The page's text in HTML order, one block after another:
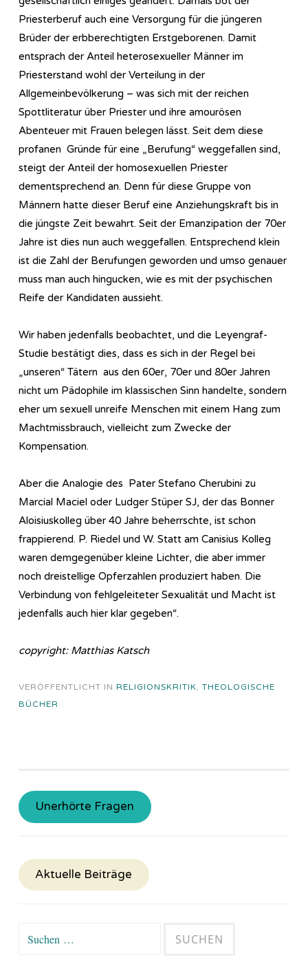
Priesterberuf auch eine Versorgung für die jüngeren
Brüder der erbberechtigten Erstgeborenen. Damit
entsprach der Anteil heterosexueller Männer im
Priesterstand wohl der Verteilung in der
Allgemeinbevölkerung – was sich mit der reichen
Spottliteratur über Priester und ihre amourösen
Abenteuer mit Frauen belegen lässt. Seit dem diese
profanen Gründe für eine „Berufung“ weggefallen sind,
steigt der Anteil der homosexuellen Priester
dementsprechend an. Denn für diese Gruppe von
Männern hatte dieser Beruf eine Anziehungskraft bis in
die jüngste Zeit bewahrt. Seit der Emanzipation der 70er
Jahre ist dies nun auch weggefallen. Entsprechend klein
ist die Zahl der Berufungen geworden und umso genauer
muss man auch hingucken, wie es mit der psychischen
Reife der Kandidaten aussieht.
Wir haben jedenfalls beobachtet, und die Leyengraf-
Studie bestätigt dies, dass es sich in der Regel bei
„unseren“ Tätern aus den 60er, 70er und 80er Jahren
nicht um Pädophile im klassischen Sinn handelte, sondern
eher um sexuell unreife Menschen mit einem Hang zum
Machtmissbrauch, vielleicht zum Zwecke der
Kompensation.
Aber die Analogie des Pater Stefano Cherubini zu
Marcial Maciel oder Ludger Stüper SJ, der das Bonner
Aloisiuskolleg über 40 Jahre beherrschte, ist schon
frappierend. P. Riedel und W. Statt am Canisius Kolleg
waren demgegenüber kleine Lichter, die aber immer
noch dreistellige Opferzahlen produziert haben. Die
Verbindung von fehlgeleiteter Sexualität und Macht ist
jedenfalls auch hier klar gegeben“.
copyright: Matthias Katsch
VERÖFFENTLICHT IN RELIGIONSKRITIK, THEOLOGISCHE
BÜCHER
Unerhörte Fragen
Aktuelle Beiträge
Suchen